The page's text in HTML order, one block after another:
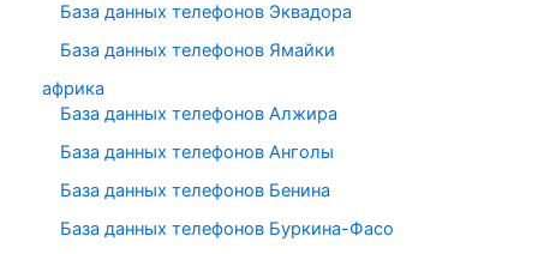
База данных телефонов Эквадора
База данных телефонов Ямайки
африка
База данных телефонов Алжира
База данных телефонов Анголы
База данных телефонов Бенина
База данных телефонов Буркина-Фасо